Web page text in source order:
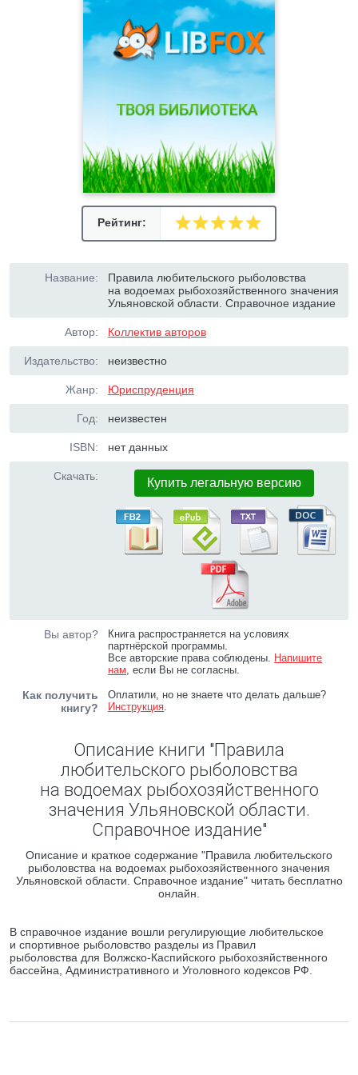
Рейтинг:
Название:
Правила любительского рыболовства
на водоемах рыбохозяйственного значения
Ульяновской области. Справочное издание
Автор: Коллектив авторов
Издательство: неизвестно
Жанр: Юриспруденция
Год: неизвестен
ISBN: нет данных
Скачать: Купить легальную версию
Вы автор?
Книга распространяется на условиях
партнёрской программы.
Все авторские права соблюдены. Напишите
нам, если Вы не согласны.
Как получить
книгу?
Оплатили, но не знаете что делать дальше?
Инструкция.
Описание книги "Правила
любительского рыболовства
на водоемах рыбохозяйственного
значения Ульяновской области.
Справочное издание"
Описание и краткое содержание "Правила любительского
рыболовства на водоемах рыбохозяйственного значения
Ульяновской области. Справочное издание" читать бесплатно
онлайн.
В справочное издание вошли регулирующие любительское
и спортивное рыболовство разделы из Правил
рыболовства для Волжско-Каспийского рыбохозяйственного
бассейна, Административного и Уголовного кодексов РФ.